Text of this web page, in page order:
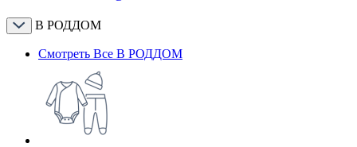
В РОДДОМ
Смотреть Все В РОДДОМ